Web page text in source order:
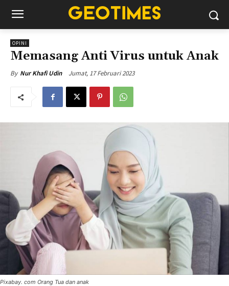
OPINI
Memasang Anti Virus untuk Anak
By Nur Khafi Udin Jumat, 17 Februari 2023
Pixabay. com Orang Tua dan anak